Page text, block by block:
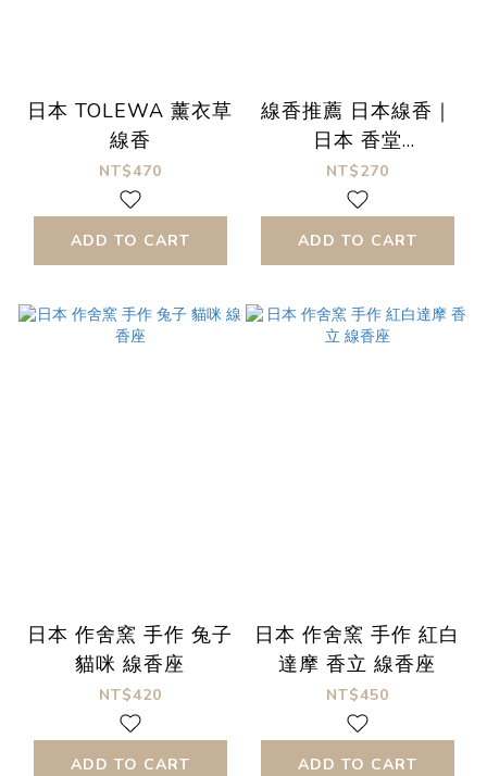
日本 TOLEWA 薰衣草
線香
NT$470
ADD TO CART
線香推薦 日本線香｜
日本 香堂
FRAGRANCE
MEMORIES 城市旅行
香氛記憶 線香 線香推
NT$270
ADD TO CART
日本 作舍窯 手作 兔子
貓咪 線香座
NT$420
ADD TO CART
日本 作舍窯 手作 紅白
達摩 香立 線香座
NT$450
ADD TO CART